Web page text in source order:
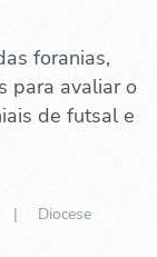
foranias,
para avaliar o
de futsal e
| Diocese